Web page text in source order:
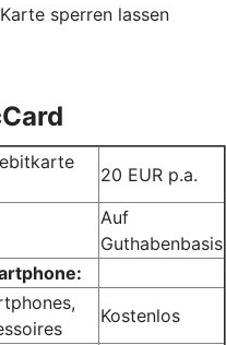
sperren lassen
20 EUR p.a.
Auf
Guthabenbasis
Kostenlos